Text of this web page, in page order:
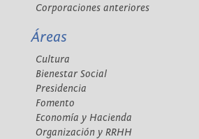
Corporaciones anteriores
Áreas
Cultura
Bienestar Social
Presidencia
Fomento
Economía y Hacienda
Organización y RRHH